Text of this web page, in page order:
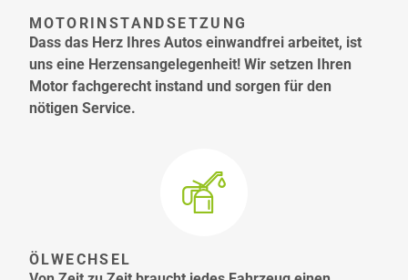
MOTORINSTANDSETZUNG
Dass das Herz Ihres Autos einwandfrei arbeitet, ist
uns eine Herzensangelegenheit! Wir setzen Ihren
Motor fachgerecht instand und sorgen für den
nötigen Service.
ÖLWECHSEL